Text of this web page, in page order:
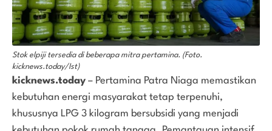
Stok elpiji tersedia di beberapa mitra pertamina. (Foto.
kicknews.today/Ist)
kicknews.today – Pertamina Patra Niaga memastikan
kebutuhan energi masyarakat tetap terpenuhi,
khususnya LPG 3 kilogram bersubsidi yang menjadi